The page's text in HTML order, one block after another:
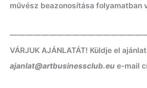
művész beazonosítása folyamatban
VÁRJUK AJÁNLATÁT! Küldje el
ajanlat@artbusinessclub.eu e-mail